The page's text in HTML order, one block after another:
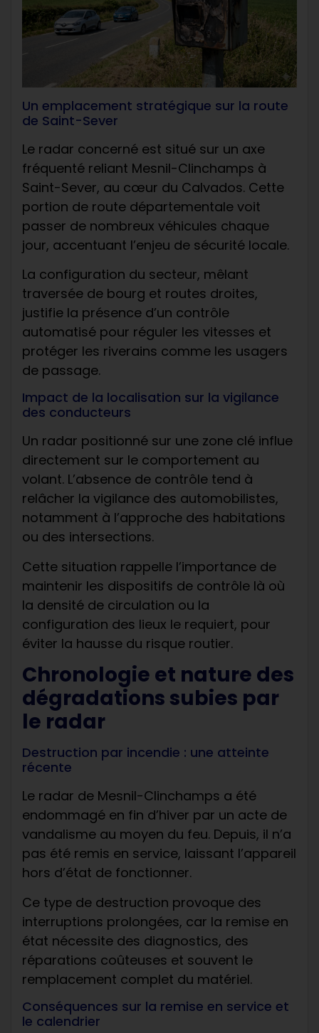
Un emplacement stratégique sur la route
de Saint-Sever
Le radar concerné est situé sur un axe
fréquenté reliant Mesnil-Clinchamps à
Saint-Sever, au cœur du Calvados. Cette
portion de route départementale voit
passer de nombreux véhicules chaque
jour, accentuant l’enjeu de sécurité locale.
La configuration du secteur, mêlant
traversée de bourg et routes droites,
justifie la présence d’un contrôle
automatisé pour réguler les vitesses et
protéger les riverains comme les usagers
de passage.
Impact de la localisation sur la vigilance
des conducteurs
Un radar positionné sur une zone clé influe
directement sur le comportement au
volant. L’absence de contrôle tend à
relâcher la vigilance des automobilistes,
notamment à l’approche des habitations
ou des intersections.
Cette situation rappelle l’importance de
maintenir les dispositifs de contrôle là où
la densité de circulation ou la
configuration des lieux le requiert, pour
éviter la hausse du risque routier.
Chronologie et nature des
dégradations subies par
le radar
Destruction par incendie : une atteinte
récente
Le radar de Mesnil-Clinchamps a été
endommagé en fin d’hiver par un acte de
vandalisme au moyen du feu. Depuis, il n’a
pas été remis en service, laissant l’appareil
hors d’état de fonctionner.
Ce type de destruction provoque des
interruptions prolongées, car la remise en
état nécessite des diagnostics, des
réparations coûteuses et souvent le
remplacement complet du matériel.
Conséquences sur la remise en service et
le calendrier